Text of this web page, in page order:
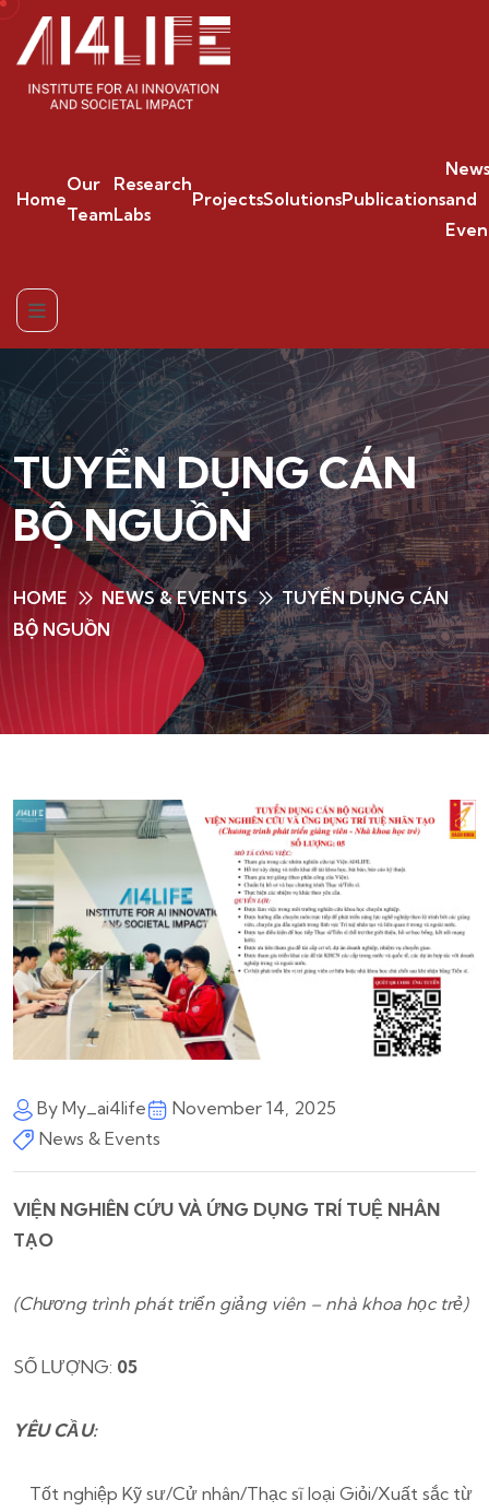
Home
Our
Team
Research
Labs
ProjectsSolutionsPublications
News
and
TUYỂN DỤNG CÁN
BỘ NGUỒN
HOME NEWS & EVENTS
TUYỂN DỤNG CÁN
BỘ NGUỒN
By My_ai4life
November 14, 2025
News & Events
VIỆN NGHIÊN CỨU VÀ ỨNG DỤNG TRÍ TUỆ NHÂN
TẠO
(Chương trình phát triển giảng viên – nhà khoa học trẻ)
SỐ LƯỢNG: 05
YÊU CẦU:
Tốt nghiệp Kỹ sư/Cử nhân/Thạc sĩ loại Giỏi/Xuất sắc từ